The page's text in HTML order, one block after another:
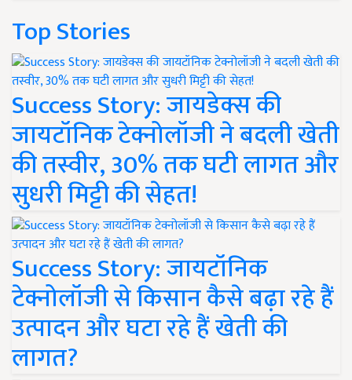
Top Stories
Success Story: जायडेक्स की
जायटॉनिक टेक्नोलॉजी ने बदली खेती
की तस्वीर, 30% तक घटी लागत और
सुधरी मिट्टी की सेहत!
Success Story: जायटॉनिक
टेक्नोलॉजी से किसान कैसे बढ़ा रहे हैं
उत्पादन और घटा रहे हैं खेती की
लागत?